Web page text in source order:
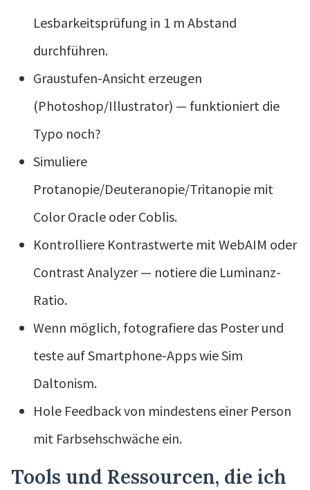
Lesbarkeitsprüfung in 1 m Abstand
durchführen.
Graustufen-Ansicht erzeugen
(Photoshop/Illustrator) — funktioniert die
Typo noch?
Simuliere
Protanopie/Deuteranopie/Tritanopie mit
Color Oracle oder Coblis.
Kontrolliere Kontrastwerte mit WebAIM oder
Contrast Analyzer — notiere die Luminanz-
Ratio.
Wenn möglich, fotografiere das Poster und
teste auf Smartphone-Apps wie Sim
Daltonism.
Hole Feedback von mindestens einer Person
mit Farbsehschwäche ein.
Tools und Ressourcen, die ich